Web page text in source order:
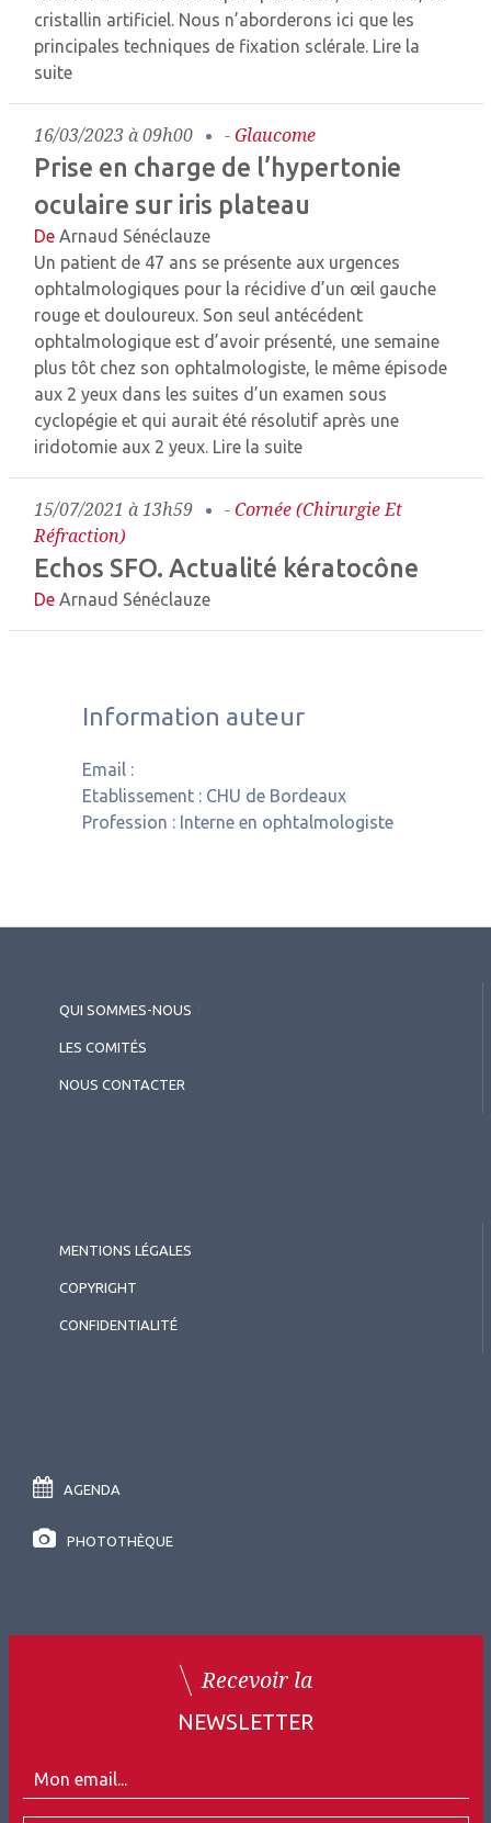
cristallin artificiel. Nous n’aborderons ici que les
principales techniques de fixation sclérale. Lire la
suite
16/03/2023 à 09h00 -Glaucome
Prise en charge de l’hypertonie
oculaire sur iris plateau
De Arnaud Sénéclauze
Un patient de 47 ans se présente aux urgences
ophtalmologiques pour la récidive d’un œil gauche
rouge et douloureux. Son seul antécédent
ophtalmologique est d’avoir présenté, une semaine
plus tôt chez son ophtalmologiste, le même épisode
aux 2 yeux dans les suites d’un examen sous
cyclopégie et qui aurait été résolutif après une
iridotomie aux 2 yeux. Lire la suite
15/07/2021 à 13h59 -Cornée (chirurgie Et
Réfraction)
Echos SFO. Actualité kératocône
De Arnaud Sénéclauze
Information auteur
Email :
Etablissement : CHU de Bordeaux
Profession : Interne en ophtalmologiste
QUI SOMMES-NOUS
LES COMITÉS
NOUS CONTACTER
MENTIONS LÉGALES
COPYRIGHT
CONFIDENTIALITÉ
AGENDA
PHOTOTHÈQUE
Recevoir la
NEWSLETTER